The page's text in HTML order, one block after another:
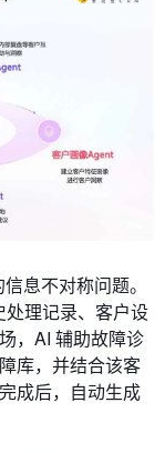
息不对称问题。
理记录、客户设
，AI 辅助故障诊
库，并结合该客
成后，自动生成